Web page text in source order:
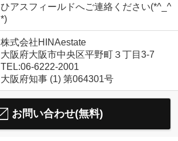
ひアスフィールドへご連絡ください(*^_^
*)
株式会社HINAestate
大阪府大阪市中央区平野町３丁目3-7
TEL:06-6222-2001
大阪府知事 (1) 第064301号
お問い合わせ(無料)